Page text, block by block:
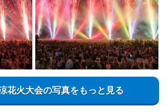
花火大会の写真をもっと見る